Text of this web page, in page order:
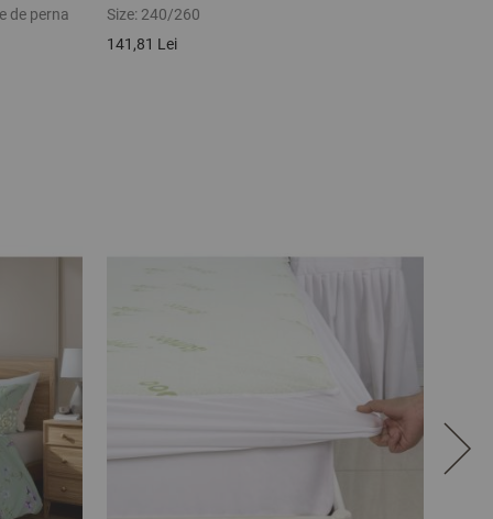
de perna
Size: 240/260
141,81 Lei